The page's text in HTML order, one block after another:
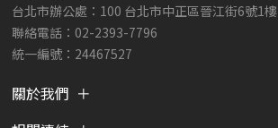
台北市辦公處：100 台北市中正區晉江街6號1樓
聯絡電話：02-2393-7796
統一編號：24467527
關於我們